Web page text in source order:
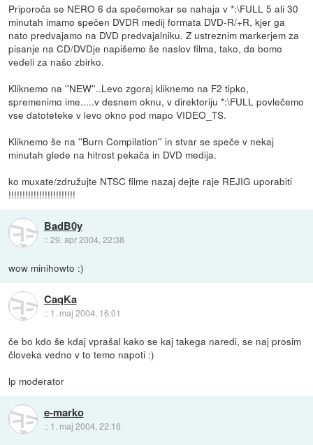
Priporoča se NERO 6 da spečemokar se nahaja v *:\FULL 5 ali 30
minutah imamo spečen DVDR medij formata DVD-R/+R, kjer ga
nato predvajamo na DVD predvajalniku. Z ustreznim markerjem za
pisanje na CD/DVDje napišemo še naslov filma, tako, da bomo
vedeli za našo zbirko.
Kliknemo na ''NEW''..Levo zgoraj kliknemo na F2 tipko,
spremenimo ime.....v desnem oknu, v direktoriju *:\FULL povlečemo
vse datoteteke v levo okno pod mapo VIDEO_TS.
Kliknemo še na ''Burn Compilation'' in stvar se speče v nekaj
minutah glede na hitrost pekača in DVD medija.
ko muxate/združujte NTSC filme nazaj dejte raje REJIG uporabiti
!!!!!!!!!!!!!!!!!!!!!!!!
BadB0y
::29. apr 2004, 22:38
wow minihowto :)
CaqKa
:: 1. maj 2004, 16:01
če bo kdo še kdaj vprašal kako se kaj takega naredi, se naj prosim
človeka vedno v to temo napoti :)
lp moderator
e-marko
:: 1. maj 2004, 22:16